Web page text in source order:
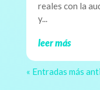
reales con la
y...
leer más
« Entradas más